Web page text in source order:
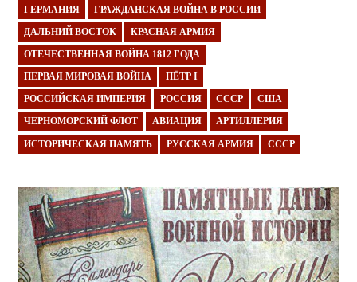
ГЕРМАНИЯ ГРАЖДАНСКАЯ ВОЙНА В РОССИИ
ДАЛЬНИЙ ВОСТОК КРАСНАЯ АРМИЯ
ОТЕЧЕСТВЕННАЯ ВОЙНА 1812 ГОДА
ПЕРВАЯ МИРОВАЯ ВОЙНА ПЁТР I
РОССИЙСКАЯ ИМПЕРИЯ РОССИЯ СССР США
ЧЕРНОМОРСКИЙ ФЛОТ АВИАЦИЯ АРТИЛЛЕРИЯ
ИСТОРИЧЕСКАЯ ПАМЯТЬ РУССКАЯ АРМИЯ СССР